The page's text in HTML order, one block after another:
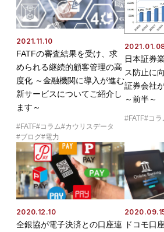
2021.11.10
FATFの審査結果を受け、求
められる継続的顧客管理の高
度化 ～金融機関に導入が進む
新サービスについてご紹介し
ます～
FATF コラム カウリスデータ
ブログ 電力
日本証券
ス防止に
証券会社
～前半～
FATF コラ
2020.12.10
全銀協が電子決済との口座連
ドコモ口